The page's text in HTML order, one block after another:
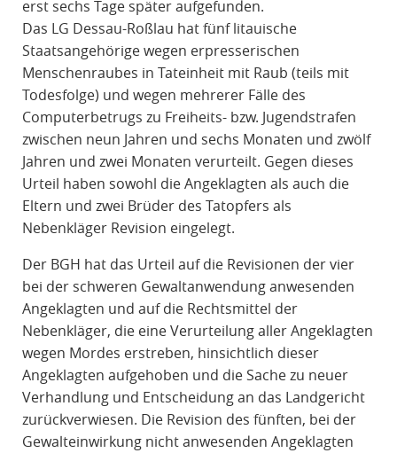
erst sechs Tage später aufgefunden.
Das LG Dessau-Roßlau hat fünf litauische
Staatsangehörige wegen erpresserischen
Menschenraubes in Tateinheit mit Raub (teils mit
Todesfolge) und wegen mehrerer Fälle des
Computerbetrugs zu Freiheits- bzw. Jugendstrafen
zwischen neun Jahren und sechs Monaten und zwölf
Jahren und zwei Monaten verurteilt. Gegen dieses
Urteil haben sowohl die Angeklagten als auch die
Eltern und zwei Brüder des Tatopfers als
Nebenkläger Revision eingelegt.
Der BGH hat das Urteil auf die Revisionen der vier
bei der schweren Gewaltanwendung anwesenden
Angeklagten und auf die Rechtsmittel der
Nebenkläger, die eine Verurteilung aller Angeklagten
wegen Mordes erstreben, hinsichtlich dieser
Angeklagten aufgehoben und die Sache zu neuer
Verhandlung und Entscheidung an das Landgericht
zurückverwiesen. Die Revision des fünften, bei der
Gewalteinwirkung nicht anwesenden Angeklagten